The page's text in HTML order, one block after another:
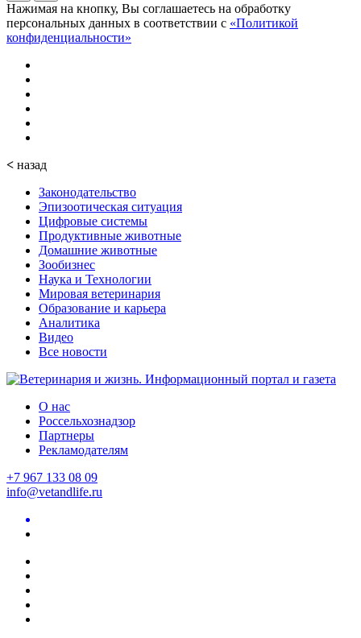
Нажимая на кнопку, Вы соглашаетесь на обработку
персональных данных в соответствии с «Политикой
конфиденциальности»
< назад
Законодательство
Эпизоотическая ситуация
Цифровые системы
Продуктивные животные
Домашние животные
Зообизнес
Наука и Технологии
Мировая ветеринария
Образование и карьера
Аналитика
Видео
Все новости
О нас
Россельхознадзор
Партнеры
Рекламодателям
+7 967 133 08 09
info@vetandlife.ru